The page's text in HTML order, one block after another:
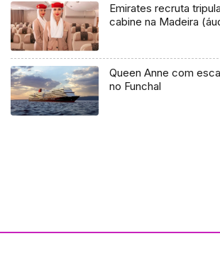
Emirates recruta
cabine na Madeira
Queen Anne com
no Funchal